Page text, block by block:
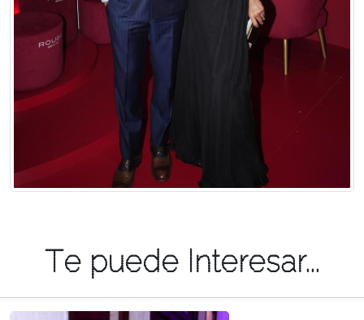
Te puede Interesar...